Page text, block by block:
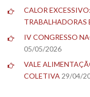
CALOR
TRABALHADORAS
IV CONGRESSO
05/05/2026
VALE
COLETIVA 29/04/